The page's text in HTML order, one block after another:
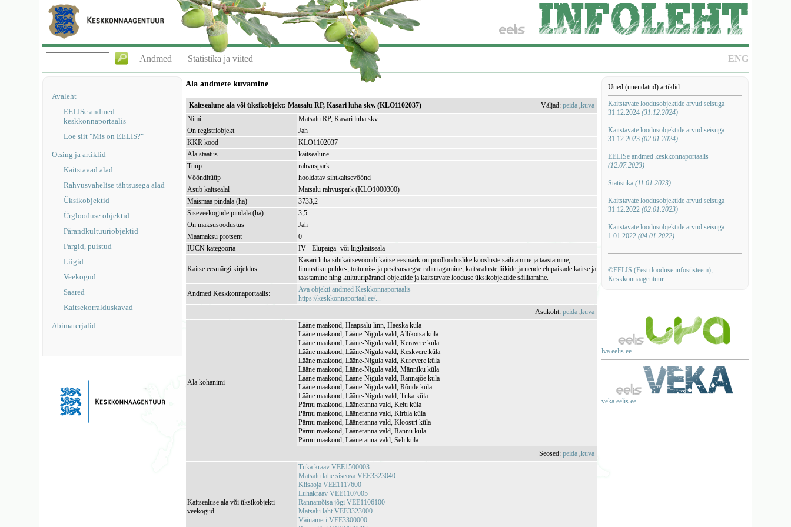
ENG
Andmed Statistika ja viited
Avaleht
EELISe andmed
keskkonnaportaalis
Loe siit "Mis on EELIS?"
Otsing ja artiklid
Kaitstavad alad
Rahvusvahelise tähtsusega alad
Üksikobjektid
Ürglooduse objektid
Pärandkultuuriobjektid
Pargid, puistud
Liigid
Veekogud
Saared
Kaitsekorralduskavad
Abimaterjalid
Uued (uuendatud) artiklid:
Kaitstavate loodusobjektide arvud seisuga
31.12.2024 (31.12.2024)
Kaitstavate loodusobjektide arvud seisuga
31.12.2023 (02.01.2024)
EELISe andmed keskkonnaportaalis
(12.07.2023)
Statistika (11.01.2023)
Kaitstavate loodusobjektide arvud seisuga
31.12.2022 (02.01.2023)
Kaitstavate loodusobjektide arvud seisuga
1.01.2022 (04.01.2022)
©EELIS (Eesti looduse infosüsteem),
Keskkonnaagentuur
lva.eelis.ee
veka.eelis.ee
Ala andmete kuvamine
Kaitsealune ala või üksikobjekt: Matsalu RP, Kasari luha skv. (KLO1102037) Väljad:peida ,kuva
Nimi
Matsalu RP, Kasari luha skv.
On registriobjekt
Jah
KKR kood
KLO1102037
Ala staatus
kaitsealune
Tüüp
rahvuspark
Vöönditüüp
hooldatav sihtkaitsevöönd
Asub kaitsealal
Matsalu rahvuspark (KLO1000300)
Maismaa pindala (ha)
3733,2
Siseveekogude pindala (ha)
3,5
On maksusoodustus
Jah
Maamaksu protsent
0
IUCN kategooria
IV - Elupaiga- või liigikaitseala
Kaitse eesmärgi kirjeldus
Kasari luha sihtkaitsevööndi kaitse-eesmärk on poollooduslike koosluste säilitamine ja taastamine,
linnustiku puhke-, toitumis- ja pesitsusaegse rahu tagamine, kaitsealuste liikide ja nende elupaikade kaitse ja
taastamine ning kultuuripärandi objektide ja kaitstavate looduse üksikobjektide säilitamine.
Andmed Keskkonnaportaalis:
Ava objekti andmed Keskkonnaportaalis
https://keskkonnaportaal.ee/...
Asukoht:peida ,kuva
Ala kohanimi
Lääne maakond, Haapsalu linn, Haeska küla
Lääne maakond, Lääne-Nigula vald, Allikotsa küla
Lääne maakond, Lääne-Nigula vald, Keravere küla
Lääne maakond, Lääne-Nigula vald, Keskvere küla
Lääne maakond, Lääne-Nigula vald, Kurevere küla
Lääne maakond, Lääne-Nigula vald, Männiku küla
Lääne maakond, Lääne-Nigula vald, Rannajõe küla
Lääne maakond, Lääne-Nigula vald, Rõude küla
Lääne maakond, Lääne-Nigula vald, Tuka küla
Pärnu maakond, Lääneranna vald, Kelu küla
Pärnu maakond, Lääneranna vald, Kirbla küla
Pärnu maakond, Lääneranna vald, Kloostri küla
Pärnu maakond, Lääneranna vald, Rannu küla
Pärnu maakond, Lääneranna vald, Seli küla
Seosed:peida ,kuva
Kaitsealuse ala või üksikobjekti
veekogud
Tuka kraav VEE1500003
Matsalu lahe siseosa VEE3323040
Kiisaoja VEE1117600
Luhakraav VEE1107005
Rannamõisa jõgi VEE1106100
Matsalu laht VEE3323000
Väinameri VEE3300000